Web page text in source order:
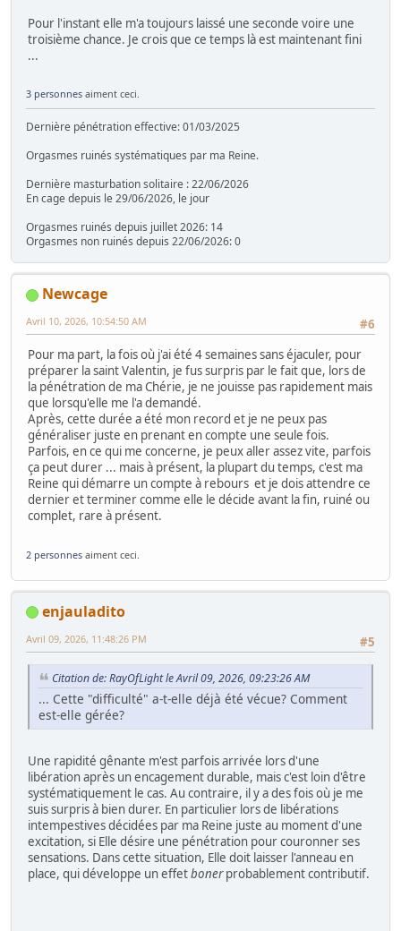
Pour l'instant elle m'a toujours laissé une seconde voire une
troisième chance. Je crois que ce temps là est maintenant fini
...
3 personnes aiment ceci.
Dernière pénétration effective: 01/03/2025
Orgasmes ruinés systématiques par ma Reine.
Dernière masturbation solitaire : 22/06/2026
En cage depuis le 29/06/2026, le jour
Orgasmes ruinés depuis juillet 2026: 14
Orgasmes non ruinés depuis 22/06/2026: 0
Newcage
#6
Avril 10, 2026, 10:54:50 AM
Pour ma part, la fois où j'ai été 4 semaines sans éjaculer, pour
préparer la saint Valentin, je fus surpris par le fait que, lors de
la pénétration de ma Chérie, je ne jouisse pas rapidement mais
que lorsqu'elle me l'a demandé.
Après, cette durée a été mon record et je ne peux pas
généraliser juste en prenant en compte une seule fois.
Parfois, en ce qui me concerne, je peux aller assez vite, parfois
ça peut durer ... mais à présent, la plupart du temps, c'est ma
Reine qui démarre un compte à rebours et je dois attendre ce
dernier et terminer comme elle le décide avant la fin, ruiné ou
complet, rare à présent.
2 personnes aiment ceci.
enjauladito
#5
Avril 09, 2026, 11:48:26 PM
Citation de: RayOfLight le Avril 09, 2026, 09:23:26 AM
... Cette "difficulté" a-t-elle déjà été vécue? Comment
est-elle gérée?
Une rapidité gênante m'est parfois arrivée lors d'une
libération après un encagement durable, mais c'est loin d'être
systématiquement le cas. Au contraire, il y a des fois où je me
suis surpris à bien durer. En particulier lors de libérations
intempestives décidées par ma Reine juste au moment d'une
excitation, si Elle désire une pénétration pour couronner ses
sensations. Dans cette situation, Elle doit laisser l'anneau en
place, qui développe un effetbonerprobablement contributif.